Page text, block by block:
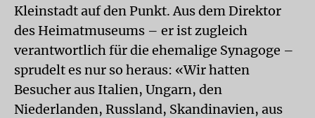
Kleinstadt auf den Punkt. Aus dem Direktor
des Heimatmuseums – er ist zugleich
verantwortlich für die ehemalige Synagoge –
sprudelt es nur so heraus: «Wir hatten
Besucher aus Italien, Ungarn, den
Niederlanden, Russland, Skandinavien, aus